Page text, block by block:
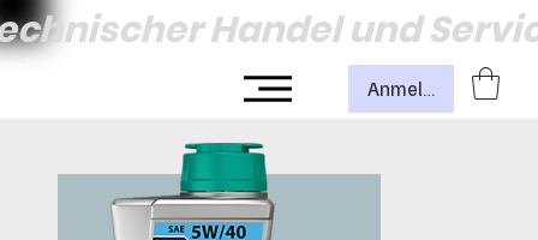
Handel und
Anmelden